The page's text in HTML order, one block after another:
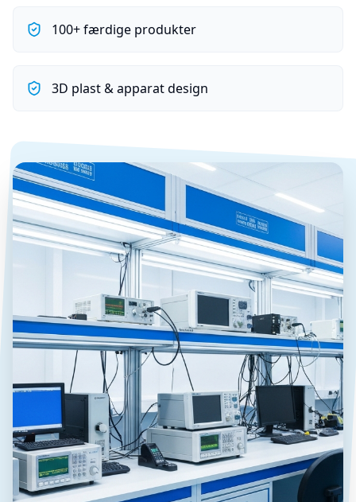
100+ færdige produkter
3D plast & apparat design